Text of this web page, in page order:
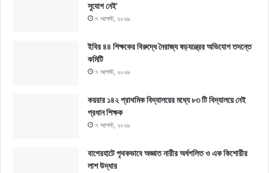
সুযোগ নেই’
৭ আগস্ট, ২০২৬
ইবির ৪৪ শিক্ষকের বিরুদ্ধে নৈরাজ্য ষড়যন্ত্রের অভিযোগ তদন্তে
কমিটি
৭ আগস্ট, ২০২৬
কয়রার ১৪২ প্রাথমিক বিদ্যালয়ের মধ্যে ৮৩ টি বিদ্যালয়ে নেই
প্রধান শিক্ষক
৭ আগস্ট, ২০২৬
বাগেরহাটে পৃথকভাবে অজ্ঞাত নারীর অর্ধগলিত ও এক কিশোরীর
লাশ উদ্ধার